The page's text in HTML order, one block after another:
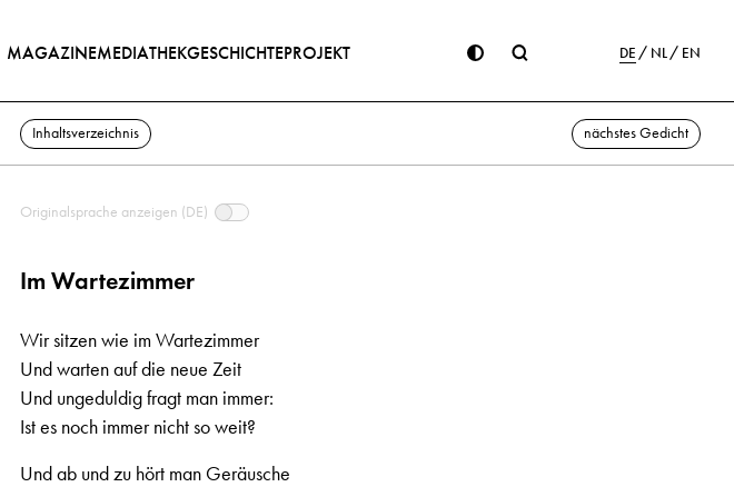
MAGAZINEMEDIATHEKGESCHICHTEPROJEKT DE NL EN
Inhaltsverzeichnis nächstes Gedicht
Originalsprache anzeigen (DE)
Im Wartezimmer
Wir sitzen wie im Wartezimmer
Und warten auf die neue Zeit
Und ungeduldig fragt man immer:
Ist es noch immer nicht so weit?
Und ab und zu hört man Geräusche